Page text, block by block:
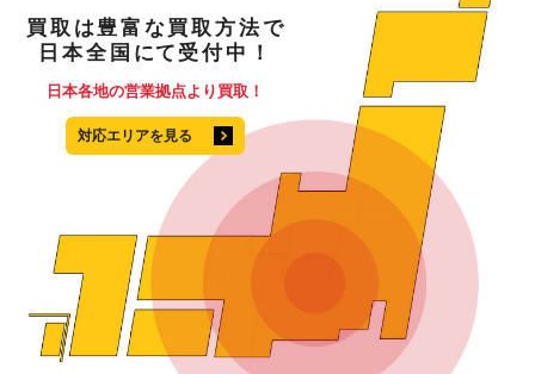
買取 は 豊富な買取方法で
日本全国 にて 受付中！
日本各地の営業拠点より買取！
対応エリアを見る